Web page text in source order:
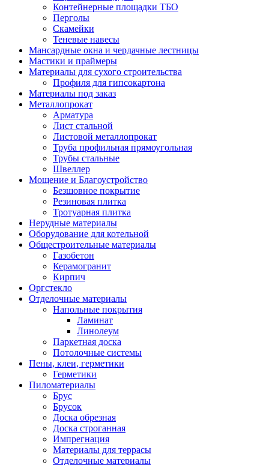
Контейнерные площадки ТБО
Перголы
Скамейки
Теневые навесы
Мансардные окна и чердачные лестницы
Мастики и праймеры
Материалы для сухого строительства
Профиля для гипсокартона
Материалы под заказ
Металлопрокат
Арматура
Лист стальной
Листовой металлопрокат
Труба профильная прямоугольная
Трубы стальные
Швеллер
Мощение и Благоустройство
Безшовное покрытие
Резиновая плитка
Тротуарная плитка
Нерудные материалы
Оборудование для котельной
Общестроительные материалы
Газобетон
Керамогранит
Кирпич
Оргстекло
Отделочные материалы
Напольные покрытия
Ламинат
Линолеум
Паркетная доска
Потолочные системы
Пены, клеи, герметики
Герметики
Пиломатериалы
Брус
Брусок
Доска обрезная
Доска строганная
Импрегнация
Материалы для террасы
Отделочные материалы